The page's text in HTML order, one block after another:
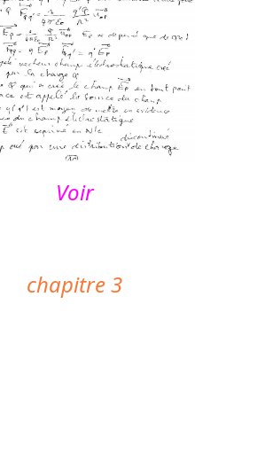
Voir
chapitre 3